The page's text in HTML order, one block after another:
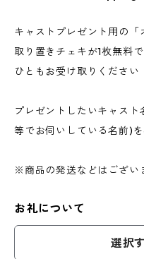
キャストプレゼント用の「
取り置きチェキが1枚無料
ひともお受け取りください
プレゼントしたいキャスト
等でお伺いしている名前)
※商品の発送などはござい
お礼について
選択